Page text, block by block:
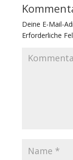
Deine E-Mail-
Erforderliche